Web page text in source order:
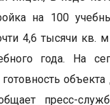
на 100
4,6 тысячи кв. м
года. На
объекта
пресс-